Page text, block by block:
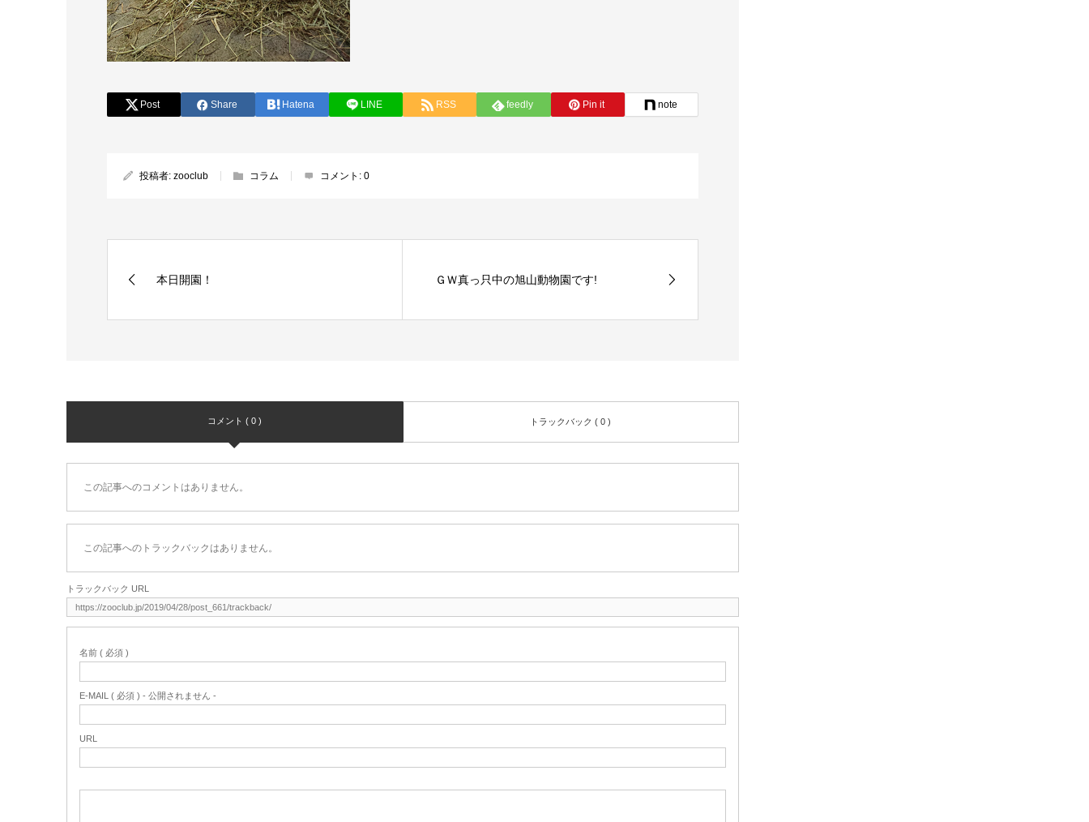
Post Share Hatena LINE RSS feedly Pin it note
投稿者: zooclub コラム コメント: 0
本日開園！ ＧＷ真っ只中の旭山動物園です!
コメント ( 0 ) トラックバック ( 0 )
この記事へのコメントはありません。
この記事へのトラックバックはありません。
トラックバック URL
名前 ( 必須 )
E-MAIL ( 必須 ) - 公開されません -
URL